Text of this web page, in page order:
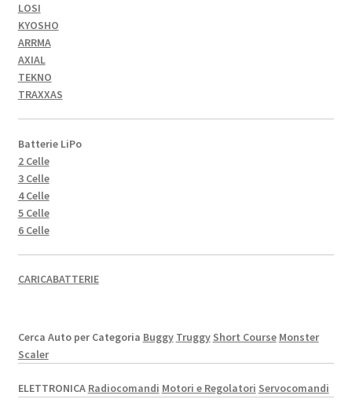
LOSI
KYOSHO
ARRMA
AXIAL
TEKNO
TRAXXAS
Batterie LiPo
2 Celle
3 Celle
4 Celle
5 Celle
6 Celle
CARICABATTERIE
Cerca Auto per Categoria Buggy Truggy Short Course Monster
Scaler
ELETTRONICA Radiocomandi Motori e Regolatori Servocomandi